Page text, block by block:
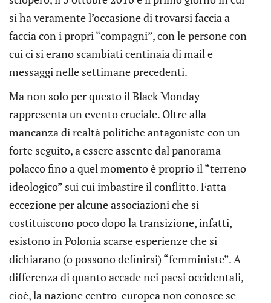
si ha veramente l’occasione di trovarsi faccia a
faccia con i propri “compagni”, con le persone con
cui ci si erano scambiati centinaia di mail e
messaggi nelle settimane precedenti.
Ma non solo per questo il Black Monday
rappresenta un evento cruciale. Oltre alla
mancanza di realtà politiche antagoniste con un
forte seguito, a essere assente dal panorama
polacco fino a quel momento è proprio il “terreno
ideologico” sui cui imbastire il conflitto. Fatta
eccezione per alcune associazioni che si
costituiscono poco dopo la transizione, infatti,
esistono in Polonia scarse esperienze che si
dichiarano (o possono definirsi) “femministe”. A
differenza di quanto accade nei paesi occidentali,
cioè, la nazione centro-europea non conosce se